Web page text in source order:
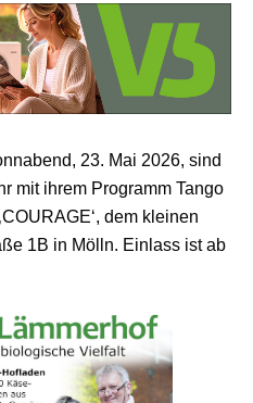
23. Mai 2026, sind
mit ihrem Programm Tango
dem kleinen
1B in Mölln. Einlass ist ab